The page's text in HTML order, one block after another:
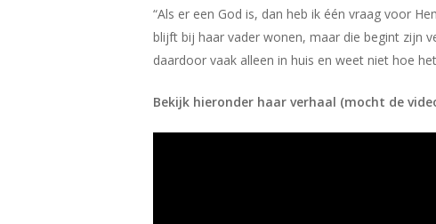
“Als er een God is, dan heb ik één vraag voor
blijft bij haar vader wonen, maar die begint zijn
daardoor vaak alleen in huis en weet niet hoe
Bekijk hieronder haar verhaal (mocht de